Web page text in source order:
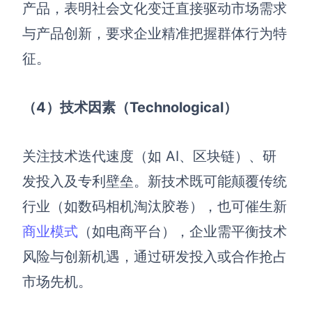
企业版申请试用
帮助支持
获取详细功能指南和技术支持
探索创意灵感与高效协作技巧
定价
产品，表明社会文化变迁直接驱动市场需求
与产品创新，要求企业精准把握群体行为特
征。
（4）技术因素（Technological）
关注技术迭代速度（如 AI、区块链）、研
发投入及专利壁垒。新技术既可能颠覆传统
行业（如数码相机淘汰胶卷），也可催生新
商业模式 （如电商平台），企业需平衡技术
风险与创新机遇，通过研发投入或合作抢占
市场先机。